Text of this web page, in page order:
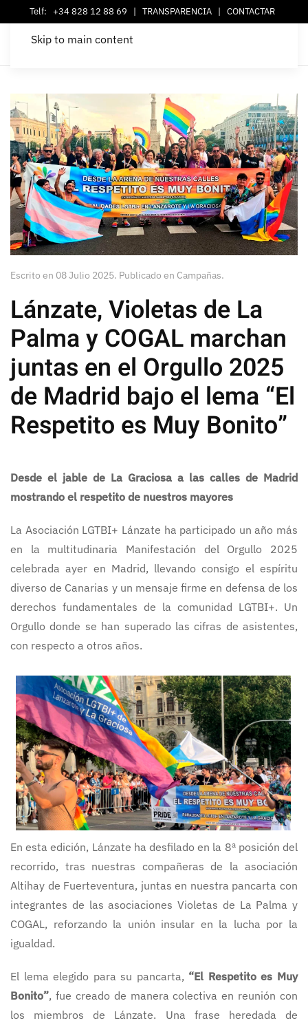
Telf: +34 828 12 88 69 | TRANSPARENCIA | CONTACTAR
Skip to main content
Escrito en 08 Julio 2025. Publicado en Campañas.
Lánzate, Violetas de La
Palma y COGAL marchan
juntas en el Orgullo 2025
de Madrid bajo el lema “El
Respetito es Muy Bonito”
Desde el jable de La Graciosa a las calles de Madrid
mostrando el respetito de nuestros mayores
La Asociación LGTBI+ Lánzate ha participado un año más
en la multitudinaria Manifestación del Orgullo 2025
celebrada ayer en Madrid, llevando consigo el espíritu
diverso de Canarias y un mensaje firme en defensa de los
derechos fundamentales de la comunidad LGTBI+. Un
Orgullo donde se han superado las cifras de asistentes,
con respecto a otros años.
En esta edición, Lánzate ha desfilado en la 8ª posición del
recorrido, tras nuestras compañeras de la asociación
Altihay de Fuerteventura, juntas en nuestra pancarta con
integrantes de las asociaciones Violetas de La Palma y
COGAL, reforzando la unión insular en la lucha por la
igualdad.
El lema elegido para su pancarta, “El Respetito es Muy
Bonito”, fue creado de manera colectiva en reunión con
los miembros de Lánzate. Una frase heredada de